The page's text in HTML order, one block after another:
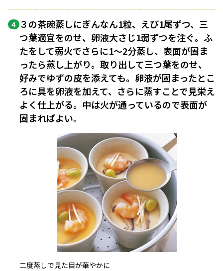
4 ３の茶碗蒸しにぎんなん1粒、えび1尾ずつ、三
つ葉適宜をのせ、卵液大さじ1弱ずつを注ぐ。ふ
たをして弱火でさらに1〜2分蒸し、表面が固ま
ったら蒸し上がり。取り出して三つ葉をのせ、
好みでゆずの皮を添えても。卵液が固まったとこ
ろに具を卵液を加えて、さらに蒸すことで見栄え
よく仕上がる。中は火が通っているので表面が
固まればよい。
二度蒸しで見た目が華やかに